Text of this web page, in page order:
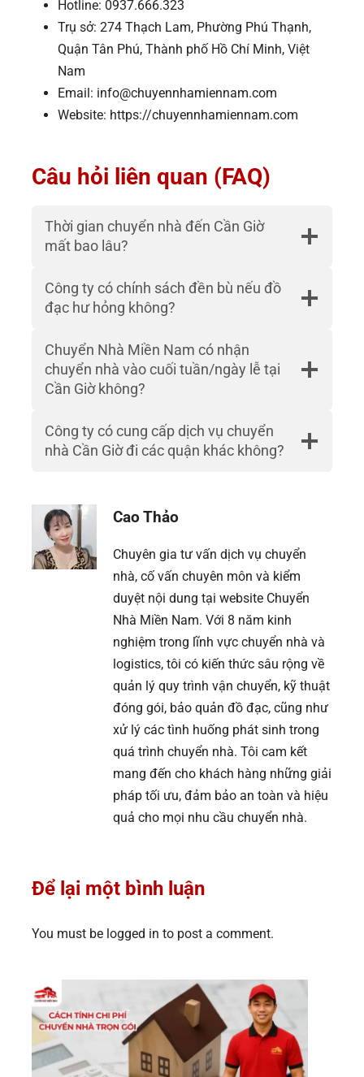
Hotline: 0937.666.323
Trụ sở: 274 Thạch Lam, Phường Phú Thạnh,
Quận Tân Phú, Thành phố Hồ Chí Minh, Việt
Nam
Email: info@chuyennhamiennam.com
Website: https://chuyennhamiennam.com
Câu hỏi liên quan (FAQ)
Thời gian chuyển nhà đến Cần Giờ
mất bao lâu?
Công ty có chính sách đền bù nếu đồ
đạc hư hỏng không?
Chuyển Nhà Miền Nam có nhận
chuyển nhà vào cuối tuần/ngày lễ tại
Cần Giờ không?
Công ty có cung cấp dịch vụ chuyển
nhà Cần Giờ đi các quận khác không?
Cao Thảo
Chuyên gia tư vấn dịch vụ chuyển
nhà, cố vấn chuyên môn và kiểm
duyệt nội dung tại website Chuyển
Nhà Miền Nam. Với 8 năm kinh
nghiệm trong lĩnh vực chuyển nhà và
logistics, tôi có kiến thức sâu rộng về
quản lý quy trình vận chuyển, kỹ thuật
đóng gói, bảo quản đồ đạc, cũng như
xử lý các tình huống phát sinh trong
quá trình chuyển nhà. Tôi cam kết
mang đến cho khách hàng những giải
pháp tối ưu, đảm bảo an toàn và hiệu
quả cho mọi nhu cầu chuyển nhà.
Để lại một bình luận
You must be logged in to post a comment.